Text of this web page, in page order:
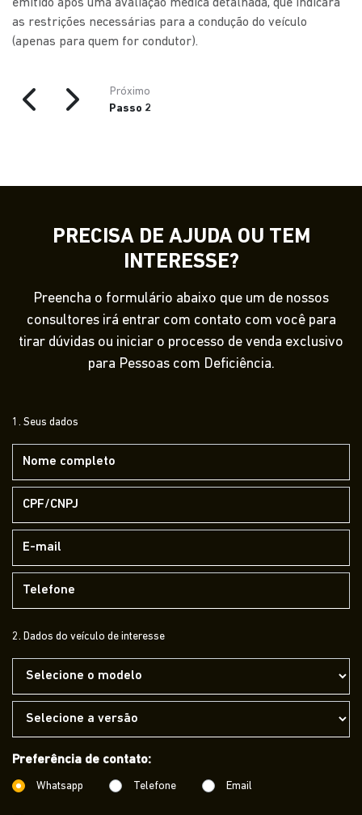
emitido após uma avaliação médica detalhada, que indicará
as restrições necessárias para a condução do veículo
(apenas para quem for condutor).
Próximo
Passo 2
PRECISA DE AJUDA OU TEM
INTERESSE?
Preencha o formulário abaixo que um de nossos
consultores irá entrar com contato com você para
tirar dúvidas ou iniciar o processo de venda exclusivo
para Pessoas com Deficiência.
1. Seus dados
2. Dados do veículo de interesse
Preferência de contato:
Whatsapp Telefone Email